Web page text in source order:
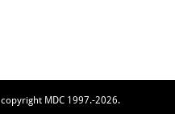
copyright MDC 1997.-2026.